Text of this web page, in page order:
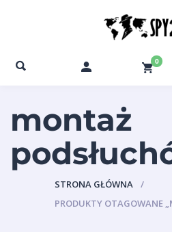
0
montaż
STRONA GŁÓWNA
PRODUKTY OTAGOWANE